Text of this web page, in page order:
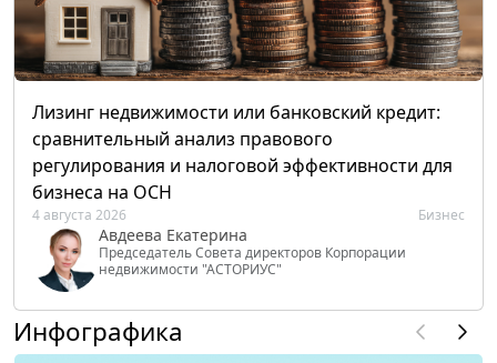
Лизинг недвижимости или банковский кредит:
сравнительный анализ правового
регулирования и налоговой эффективности для
бизнеса на ОСН
4 августа 2026 Бизнес
Авдеева Екатерина
Председатель Совета директоров Корпорации
недвижимости "АСТОРИУС"
Инфографика